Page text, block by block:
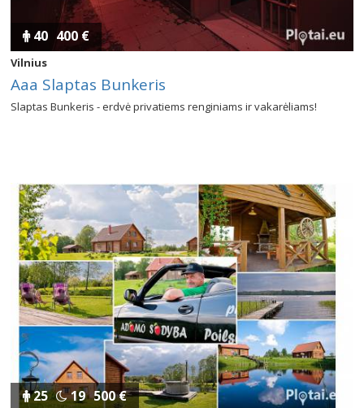
40 400 €
Vilnius
Aaa Slaptas Bunkeris
Slaptas Bunkeris - erdvė privatiems renginiams ir vakarėliams!
25 19 500 €